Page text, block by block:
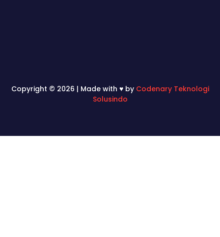
Copyright © 2026 | Made with ♥ by Codenary Teknologi
Solusindo